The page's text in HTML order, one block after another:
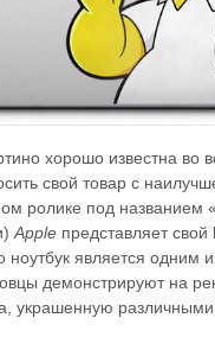
хорошо известна во
свой товар с
ролике под названием «
Apple представляет свой
ноутбук является одним
демонстрируют на
украшенную различными